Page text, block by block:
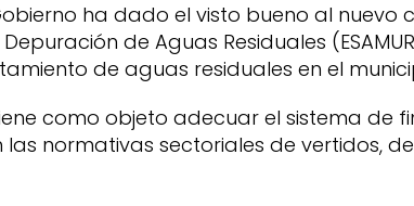
ha dado el visto bueno al nuevo
de Aguas Residuales
de aguas residuales en el
como objeto adecuar el sistema de
las normativas sectoriales de vertidos,